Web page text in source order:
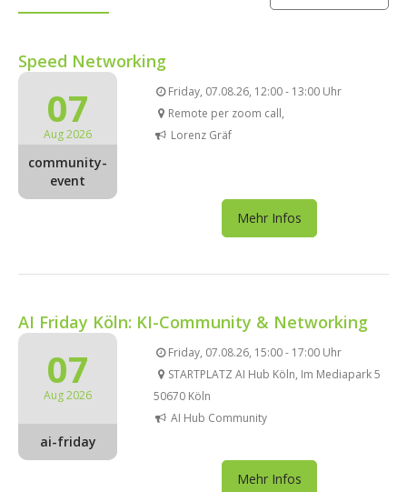
Speed Networking
07
Aug 2026
community-
event
Friday, 07.08.26, 12:00 - 13:00 Uhr
Remote per zoom call,
Lorenz Gräf
Mehr Infos
AI Friday Köln: KI-Community & Networking
07
Aug 2026
ai-friday
Friday, 07.08.26, 15:00 - 17:00 Uhr
STARTPLATZ AI Hub Köln, Im Mediapark 5
50670 Köln
AI Hub Community
Mehr Infos